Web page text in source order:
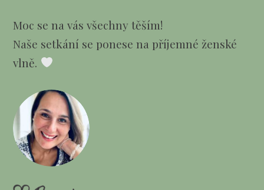
Moc se na vás všechny těším!
Naše setkání se ponese na příjemné ženské
vlně.